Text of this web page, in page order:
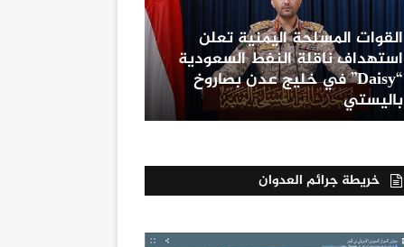
القوات المسلحة اليمنية تعلن
استهداف ناقلة النفط السعودية
“Daisy” في خليج عدن بصاروخ
باليستي
خريطة جرائم العدوان